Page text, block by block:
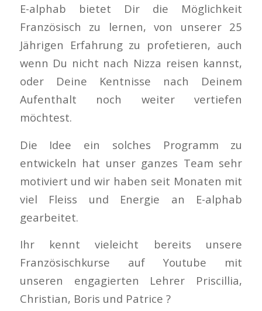
E-alphab bietet Dir die Möglichkeit
Französisch zu lernen, von unserer 25
Jährigen Erfahrung zu profetieren, auch
wenn Du nicht nach Nizza reisen kannst,
oder Deine Kentnisse nach Deinem
Aufenthalt noch weiter vertiefen
möchtest.
Die Idee ein solches Programm zu
entwickeln hat unser ganzes Team sehr
motiviert und wir haben seit Monaten mit
viel Fleiss und Energie an E-alphab
gearbeitet.
Ihr kennt vieleicht bereits unsere
Französischkurse auf Youtube mit
unseren engagierten Lehrer Priscillia,
Christian, Boris und Patrice ?